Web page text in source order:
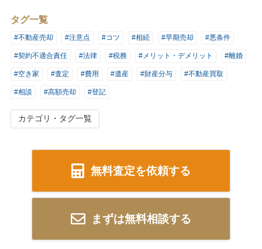
タグ一覧
#不動産売却 #注意点 #コツ #相続 #早期売却 #悪条件
#契約不適合責任 #法律 #税務 #メリット・デメリット #離婚
#空き家 #査定 #費用 #遺産 #財産分与 #不動産買取
#相談 #高額売却 #登記
カテゴリ・タグ一覧
無料査定を依頼する
まずは無料相談する